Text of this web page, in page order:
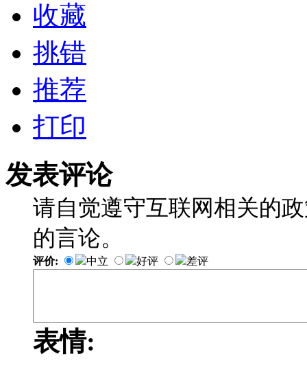
收藏
挑错
推荐
打印
发表评论
请自觉遵守互联网相关的
的言论。
评价: 中立 好评 差评
表情: